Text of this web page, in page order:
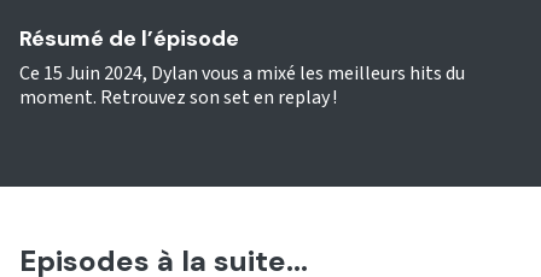
Résumé de l’épisode
Ce 15 Juin 2024, Dylan vous a mixé les meilleurs hits du
moment. Retrouvez son set en replay !
Episodes à la suite...